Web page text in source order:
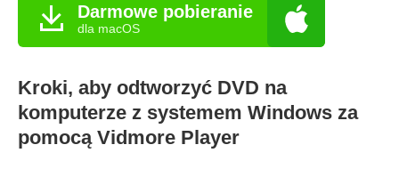
Darmowe pobieranie
dla macOS
Kroki, aby odtworzyć DVD na
komputerze z systemem Windows za
pomocą Vidmore Player